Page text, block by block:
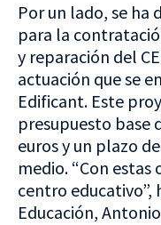
Por un lado, se ha
para la
y reparación del
actuación que se
Edificant. Este
presupuesto base
euros y un plazo
medio. “Con
centro
Educación,